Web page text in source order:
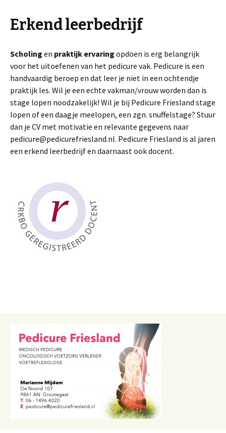
Erkend leerbedrijf
Scholing en praktijk ervaring opdoen is erg belangrijk
voor het uitoefenen van het pedicure vak. Pedicure is een
handvaardig beroep en dat leer je niet in een ochtendje
praktijk les. Wil je een echte vakman/vrouw worden dan is
stage lopen noodzakelijk! Wil je bij Pedicure Friesland stage
lopen of een daagje meelopen, een zgn. snuffelstage? Stuur
dan je CV met motivatie en relevante gegevens naar
pedicure@pedicurefriesland.nl. Pedicure Friesland is al jaren
een erkend leerbedrijf en daarnaast ook docent.